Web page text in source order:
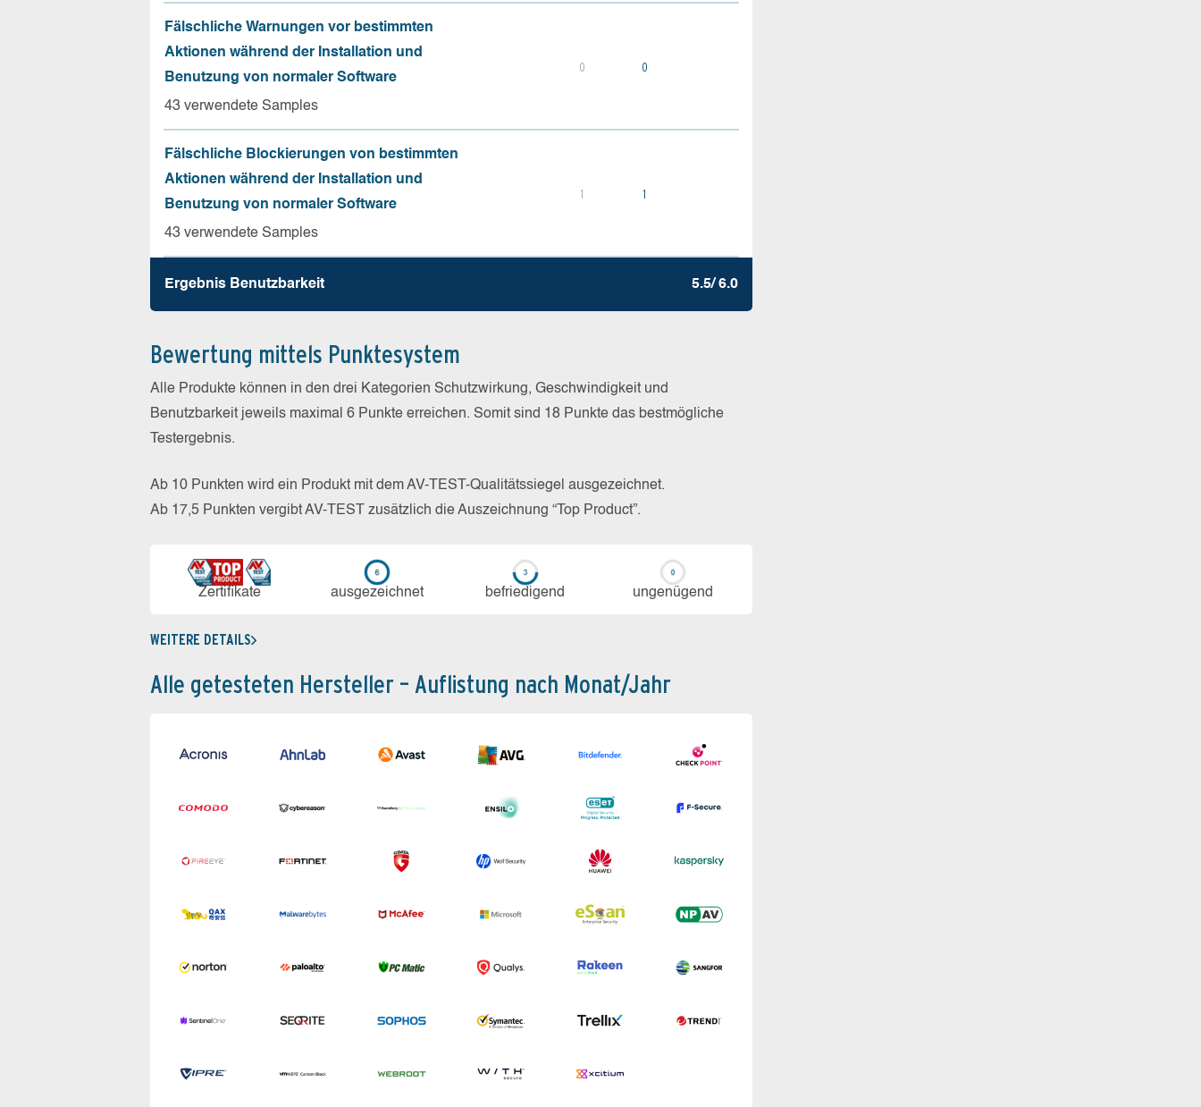
Fälschliche Warnungen vor bestimmten
Aktionen während der Installation und
Benutzung von normaler Software
43 verwendete Samples
0 0
Fälschliche Blockierungen von bestimmten
Aktionen während der Installation und
Benutzung von normaler Software
43 verwendete Samples
1 1
Ergebnis Benutz­barkeit 5.5/ 6.0
Bewertung mittels Punktesystem
Alle Produkte können in den drei Kategorien Schutzwirkung, Geschwindigkeit und
Benutzbarkeit jeweils maximal 6 Punkte erreichen. Somit sind 18 Punkte das bestmögliche
Testergebnis.
Ab 10 Punkten wird ein Produkt mit dem AV-TEST-Qualitätssiegel ausgezeichnet.
Ab 17,5 Punkten vergibt AV-TEST zusätzlich die Auszeichnung “Top Product”.
Zerti­fikate aus­ge­zeich­net be­frie­di­gend un­ge­nü­gend
WEITERE DETAILS
Alle getesteten Hersteller – Auflistung nach Monat/Jahr